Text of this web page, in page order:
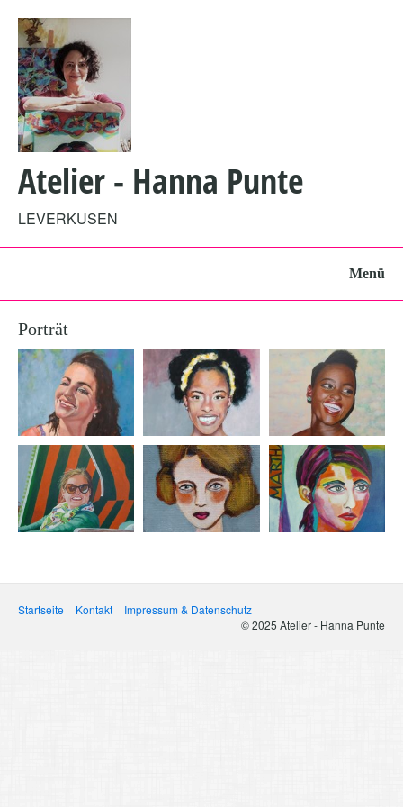
Atelier- Hanna Punte
LEVERKUSEN
Menü
Porträt
Startseite Kontakt
Impressum & Datenschutz
© 2025 Atelier - Hanna Punte